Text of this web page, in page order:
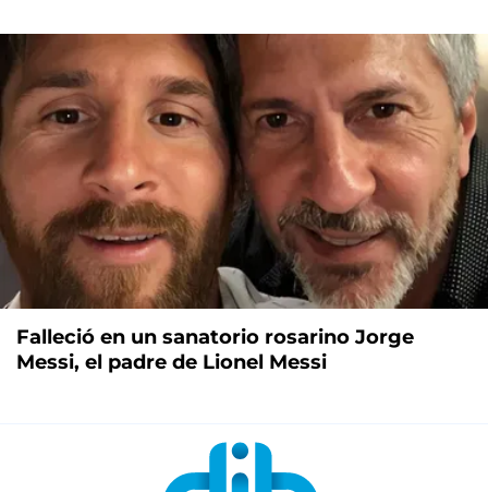
Falleció en un sanatorio rosarino Jorge
Messi, el padre de Lionel Messi